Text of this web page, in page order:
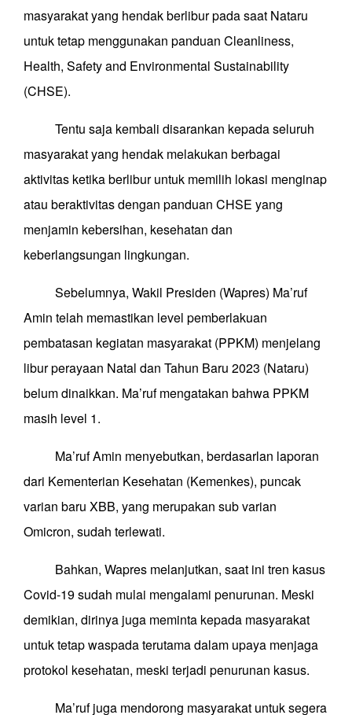
masyarakat yang hendak berlibur pada saat Nataru
untuk tetap menggunakan panduan Cleanliness,
Health, Safety and Environmental Sustainability
(CHSE).
Tentu saja kembali disarankan kepada seluruh
masyarakat yang hendak melakukan berbagai
aktivitas ketika berlibur untuk memilih lokasi menginap
atau beraktivitas dengan panduan CHSE yang
menjamin kebersihan, kesehatan dan
keberlangsungan lingkungan.
Sebelumnya, Wakil Presiden (Wapres) Ma’ruf
Amin telah memastikan level pemberlakuan
pembatasan kegiatan masyarakat (PPKM) menjelang
libur perayaan Natal dan Tahun Baru 2023 (Nataru)
belum dinaikkan. Ma’ruf mengatakan bahwa PPKM
masih level 1.
Ma’ruf Amin menyebutkan, berdasarlan laporan
dari Kementerian Kesehatan (Kemenkes), puncak
varian baru XBB, yang merupakan sub varian
Omicron, sudah terlewati.
Bahkan, Wapres melanjutkan, saat ini tren kasus
Covid-19 sudah mulai mengalami penurunan. Meski
demikian, dirinya juga meminta kepada masyarakat
untuk tetap waspada terutama dalam upaya menjaga
protokol kesehatan, meski terjadi penurunan kasus.
Ma’ruf juga mendorong masyarakat untuk segera